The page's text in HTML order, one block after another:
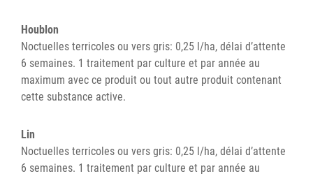
Houblon
Noctuelles terricoles ou vers gris: 0,25 l/ha, délai d’attente
6 semaines. 1 traitement par culture et par année au
maximum avec ce produit ou tout autre produit contenant
cette substance active.
Lin
Noctuelles terricoles ou vers gris: 0,25 l/ha, délai d’attente
6 semaines. 1 traitement par culture et par année au